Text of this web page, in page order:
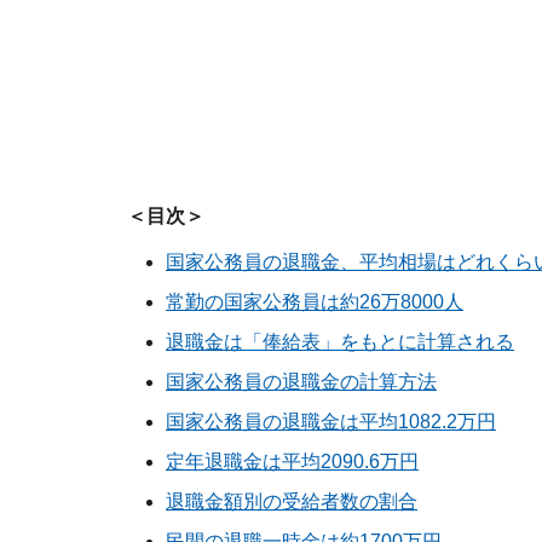
＜目次＞
国家公務員の退職金、平均相場はどれくら
常勤の国家公務員は約26万8000人
退職金は「俸給表」をもとに計算される
国家公務員の退職金の計算方法
国家公務員の退職金は平均1082.2万円
定年退職金は平均2090.6万円
退職金額別の受給者数の割合